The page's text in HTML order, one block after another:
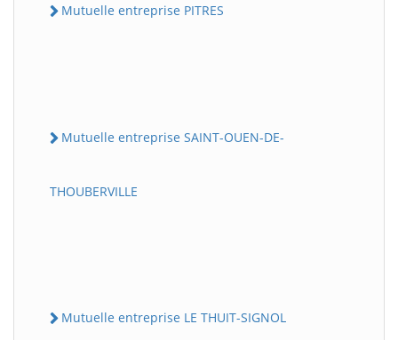
Mutuelle entreprise PITRES
Mutuelle entreprise SAINT-OUEN-DE-
THOUBERVILLE
Mutuelle entreprise LE THUIT-SIGNOL